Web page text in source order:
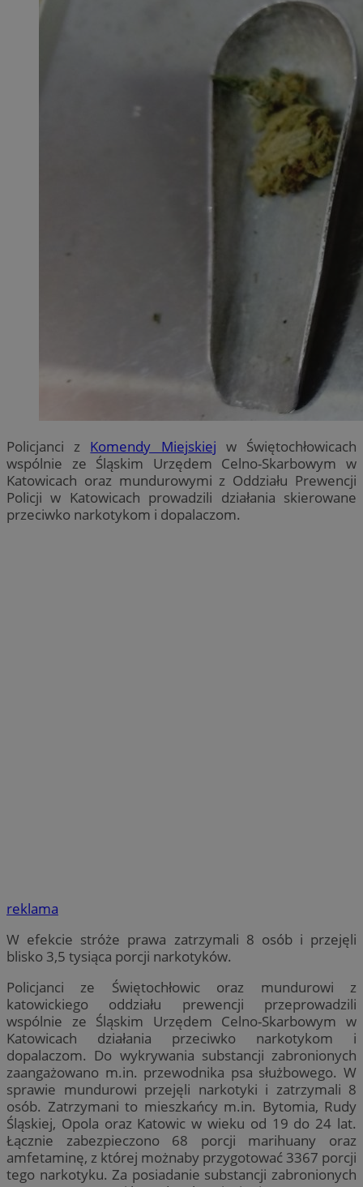
Policjanci z Komendy Miejskiej w Świętochłowicach
wspólnie ze Śląskim Urzędem Celno-Skarbowym w
Katowicach oraz mundurowymi z Oddziału Prewencji
Policji w Katowicach prowadzili działania skierowane
przeciwko narkotykom i dopalaczom.
reklama
W efekcie stróże prawa zatrzymali 8 osób i przejęli
blisko 3,5 tysiąca porcji narkotyków.
Policjanci ze Świętochłowic oraz mundurowi z
katowickiego oddziału prewencji przeprowadzili
wspólnie ze Śląskim Urzędem Celno-Skarbowym w
Katowicach działania przeciwko narkotykom i
dopalaczom. Do wykrywania substancji zabronionych
zaangażowano m.in. przewodnika psa służbowego. W
sprawie mundurowi przejęli narkotyki i zatrzymali 8
osób. Zatrzymani to mieszkańcy m.in. Bytomia, Rudy
Śląskiej, Opola oraz Katowic w wieku od 19 do 24 lat.
Łącznie zabezpieczono 68 porcji marihuany oraz
amfetaminę, z której możnaby przygotować 3367 porcji
tego narkotyku. Za posiadanie substancji zabronionych